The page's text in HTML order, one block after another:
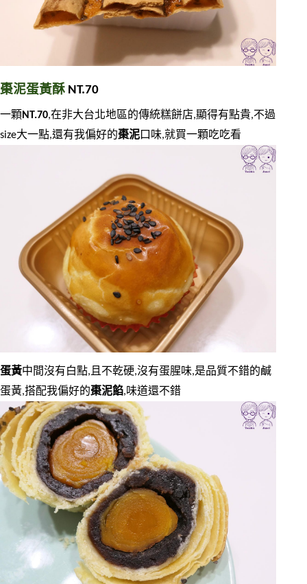
棗泥蛋黃酥 NT.70
一顆NT.70,在非大台北地區的傳統糕餅店,顯得有點貴,不過
size大一點,還有我偏好的棗泥口味,就買一顆吃吃看
蛋黃中間沒有白點,且不乾硬,沒有蛋腥味,是品質不錯的鹹
蛋黃,搭配我偏好的棗泥餡,味道還不錯